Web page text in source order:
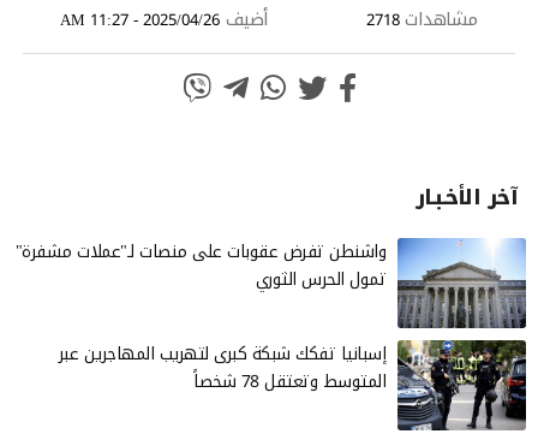
مشاهدات2718 أضيف 2025/04/26 - 11:27 AM
آخر الأخـبـار
واشنطن تفرض عقوبات على منصات لـ"عملات مشفرة"
تمول الحرس الثوري
إسبانيا تفكك شبكة كبرى لتهريب المهاجرين عبر
المتوسط وتعتقل 78 شخصاً